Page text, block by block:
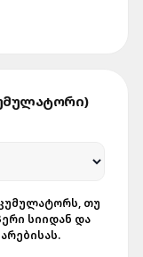
ᲗᲣ
ᲡᲘᲘᲓᲐᲜ ᲓᲐ